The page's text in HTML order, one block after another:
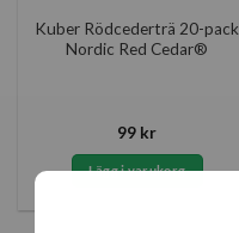
Kuber Rödcederträ 20-pack
Nordic Red Cedar®
99 kr
Lägg i varukorg